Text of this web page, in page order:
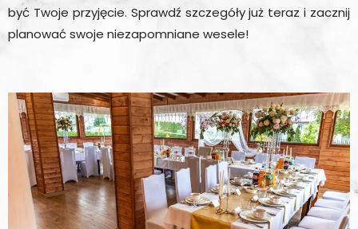
być Twoje przyjęcie. Sprawdź szczegóły już teraz i zacznij
planować swoje niezapomniane wesele!